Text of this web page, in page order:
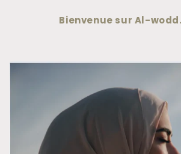
Bienvenue sur Al-